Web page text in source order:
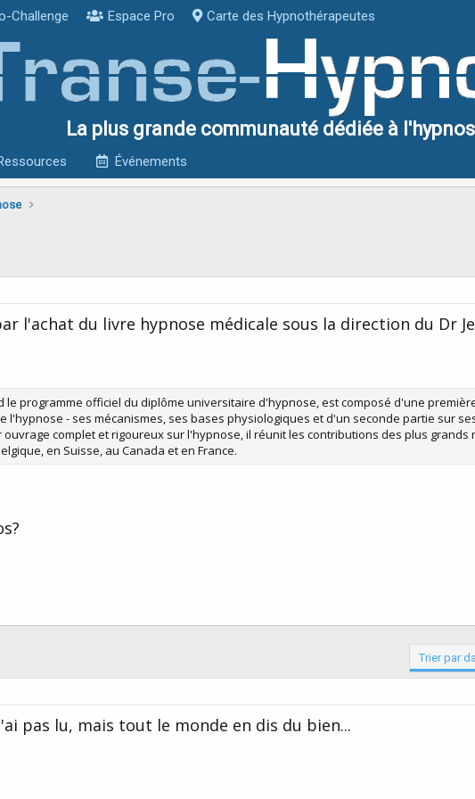
Challenge Espace Pro Carte des Hypnothérapeutes
La plus grande communauté dédiée à
Événements
l'achat du livre hypnose médicale sous la direction du Dr
le programme officiel du diplôme universitaire d'hypnose, est composé d'une
l'hypnose - ses mécanismes, ses bases physiologiques et d'un seconde partie sur
complet et rigoureux sur l'hypnose, il réunit les contributions des plus grands
en Suisse, au Canada et en France.
Trier par
pas lu, mais tout le monde en dis du bien...